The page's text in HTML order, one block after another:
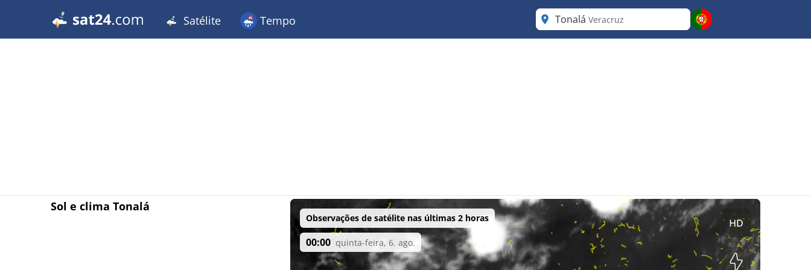
Satélite Tempo Tonalá Veracruz
Sol e clima Tonalá
Observações de satélite nas últimas 2 horas
00:00 quinta-feira, 6. ago.